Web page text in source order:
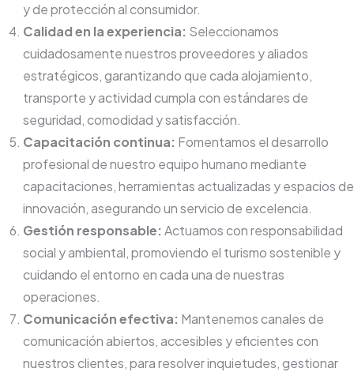
y de protección al consumidor.
Calidad en la experiencia: Seleccionamos
cuidadosamente nuestros proveedores y aliados
estratégicos, garantizando que cada alojamiento,
transporte y actividad cumpla con estándares de
seguridad, comodidad y satisfacción.
Capacitación continua: Fomentamos el desarrollo
profesional de nuestro equipo humano mediante
capacitaciones, herramientas actualizadas y espacios de
innovación, asegurando un servicio de excelencia.
Gestión responsable: Actuamos con responsabilidad
social y ambiental, promoviendo el turismo sostenible y
cuidando el entorno en cada una de nuestras
operaciones.
Comunicación efectiva: Mantenemos canales de
comunicación abiertos, accesibles y eficientes con
nuestros clientes, para resolver inquietudes, gestionar